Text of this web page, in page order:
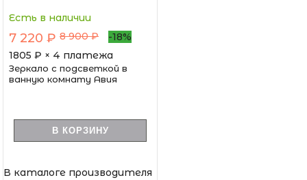
Есть в наличии
7 220 ₽ 8 900 ₽
-18%
1805 ₽ × 4 платежа
Зеркало с подсветкой в
ванную комнату Авия
В КОРЗИНУ
В каталоге производителя